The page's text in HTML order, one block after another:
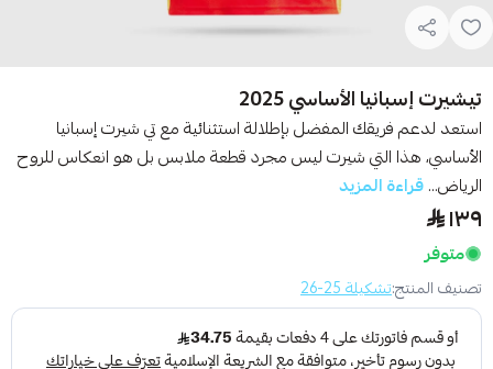
تيشيرت إسبانيا الأساسي 2025
استعد لدعم فريقك المفضل بإطلالة استثنائية مع تي شيرت إسبانيا
الأساسي، هذا التي شيرت ليس مجرد قطعة ملابس بل هو انعكاس للروح
الرياض...قراءة المزيد
١٣٩
متوفر
تصنيف المنتج:تشكيلة 25-26